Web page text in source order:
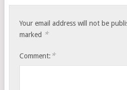
Your email address will not be
marked *
Comment: *